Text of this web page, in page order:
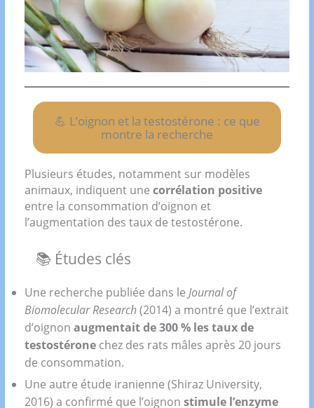
💪 L’oignon et la testostérone : ce que
montre la recherche
Plusieurs études, notamment sur modèles
animaux, indiquent unecorrélation positive
entre la consommation d’oignon et
l’augmentation des taux de testostérone.
📚 Études clés
Une recherche publiée dans leJournal of
Biomolecular Research(2014) a montré que l’extrait
d’oignonaugmentait de 300 % les taux de
testostérone chez des rats mâles après 20 jours
de consommation.
Une autre étude iranienne (Shiraz University,
2016) a confirmé que l’oignonstimule l’enzyme